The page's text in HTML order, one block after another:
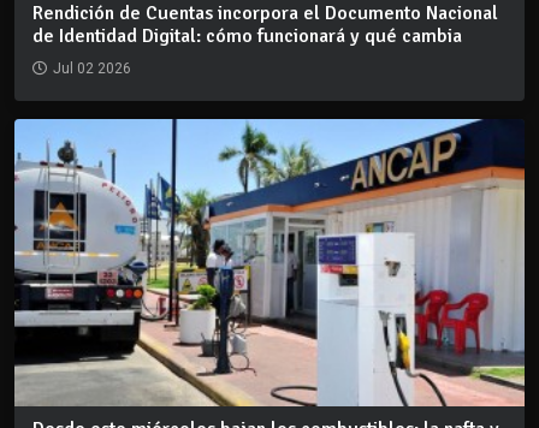
Rendición de Cuentas incorpora el Documento Nacional
de Identidad Digital: cómo funcionará y qué cambia
Jul 02 2026